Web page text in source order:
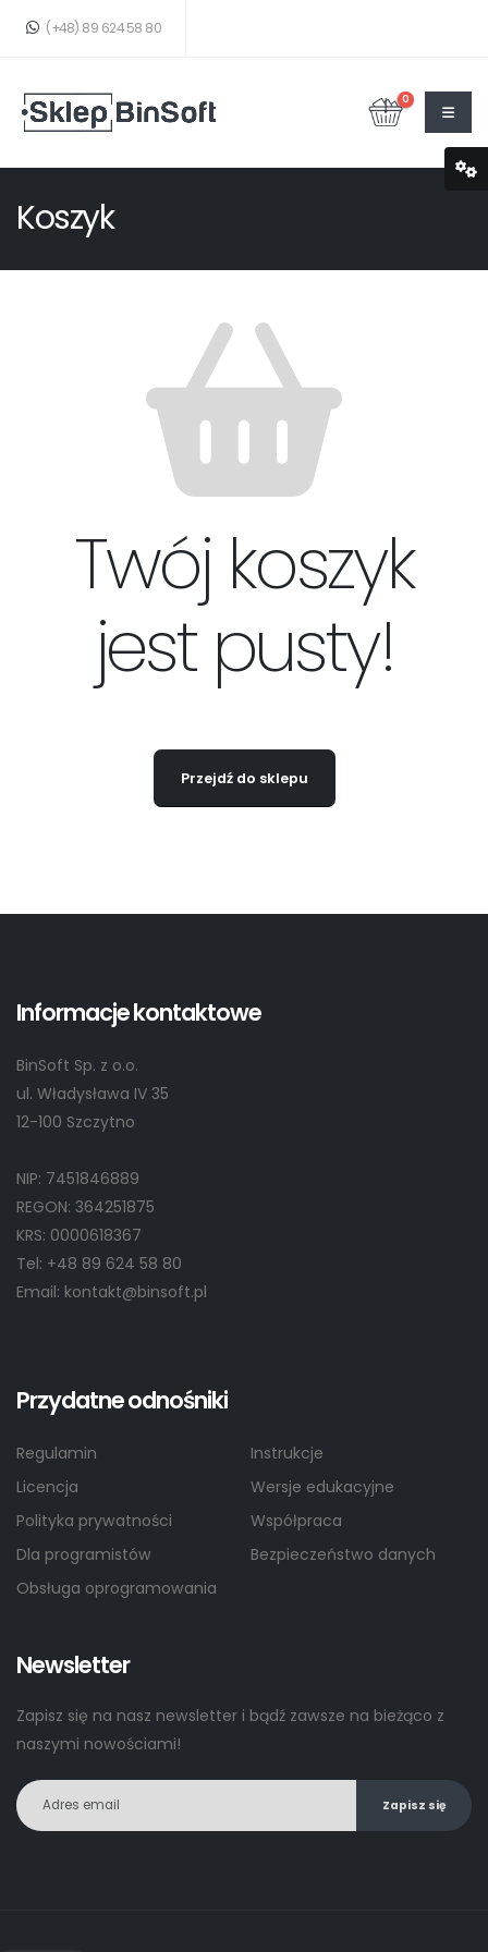
(+48) 89 624 58 80
0
Koszyk
Twój koszyk
jest pusty!
Przejdź do sklepu
Informacje kontaktowe
BinSoft Sp. z o.o.
ul. Władysława IV 35
12-100 Szczytno
NIP: 7451846889
REGON: 364251875
KRS: 0000618367
Tel: +48 89 624 58 80
Email: kontakt@binsoft.pl
Przydatne odnośniki
Regulamin
Licencja
Polityka prywatności
Dla programistów
Obsługa oprogramowania
Instrukcje
Wersje edukacyjne
Współpraca
Bezpieczeństwo danych
Newsletter
Zapisz się na nasz newsletter i bądź zawsze na bieżąco z
naszymi nowościami!
Zapisz się